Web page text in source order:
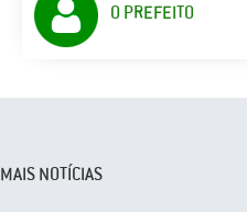
O PREFEITO
MAIS NOTÍCIAS